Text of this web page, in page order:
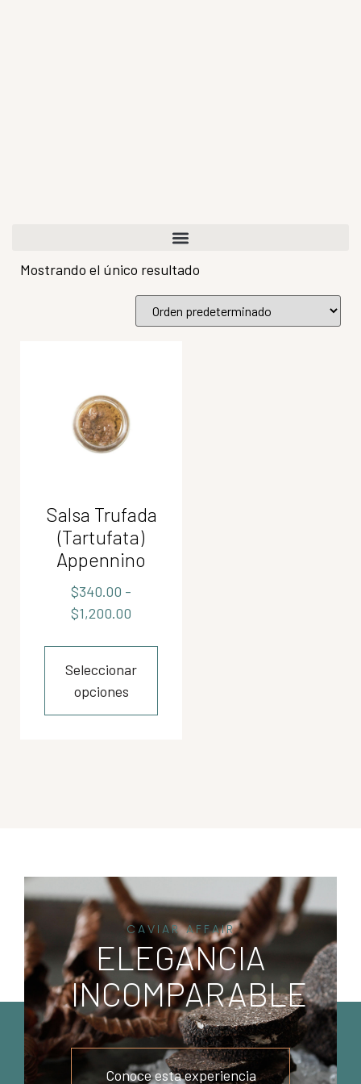
Mostrando el único resultado
Salsa Trufada
(Tartufata)
Appennino
$340.00 -
$1,200.00
Seleccionar
opciones
CAVIAR AFFAIR
ELEGANCIA
INCOMPARABLE
Conoce esta experiencia